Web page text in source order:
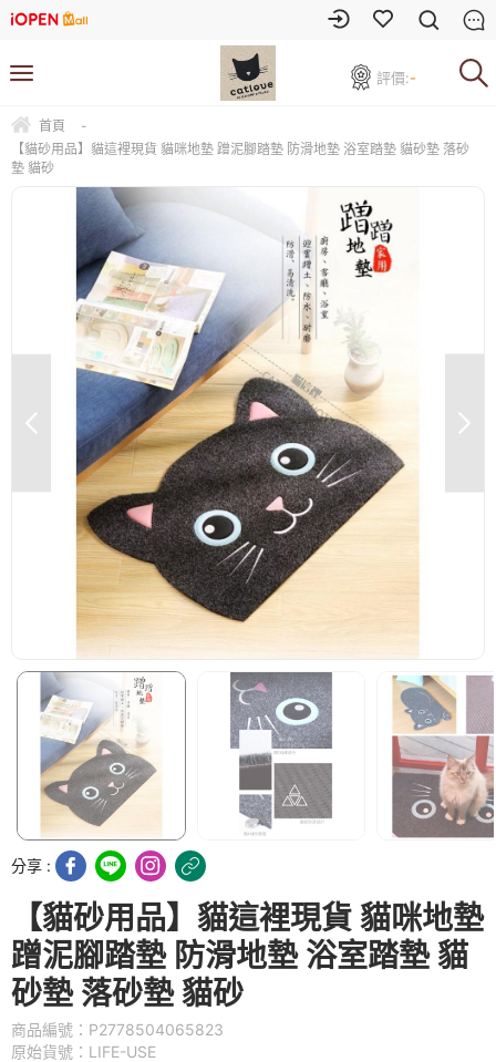
評價:-
首頁
-
【貓砂用品】貓這裡現貨 貓咪地墊 蹭泥腳踏墊 防滑地墊 浴室踏墊 貓砂墊 落砂
墊 貓砂
分享 :
【貓砂用品】貓這裡現貨 貓咪地墊
蹭泥腳踏墊 防滑地墊 浴室踏墊 貓
砂墊 落砂墊 貓砂
商品編號：P2778504065823
原始貨號：LIFE-USE